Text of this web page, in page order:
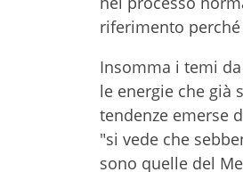
riferimento
Insomma i temi
le energie che già
tendenze emerse
"si vede che
sono quelle del